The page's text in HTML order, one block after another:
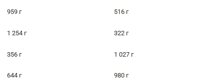
959 г 516 г
1 254 г 322 г
356 г 1 027 г
644 г 980 г